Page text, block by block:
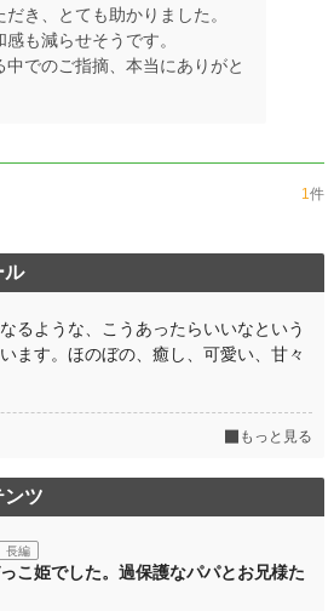
き、とても助かりました。
も減らせそうです。
でのご指摘、本当にありがと
1件
ル
るような、こうあったらいいなという
ます。ほのぼの、癒し、可愛い、甘々
もっと見る
ツ
長編
こ姫でした。過保護なパパとお兄様た